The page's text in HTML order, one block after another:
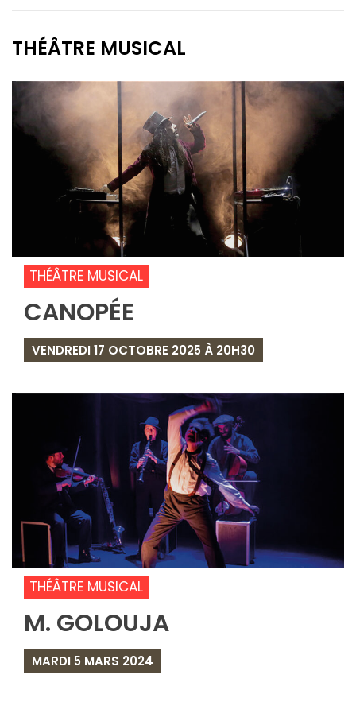
THÉÂTRE MUSICAL
THÉÂTRE MUSICAL
CANOPÉE
VENDREDI 17 OCTOBRE 2025 À 20H30
THÉÂTRE MUSICAL
M. GOLOUJA
MARDI 5 MARS 2024